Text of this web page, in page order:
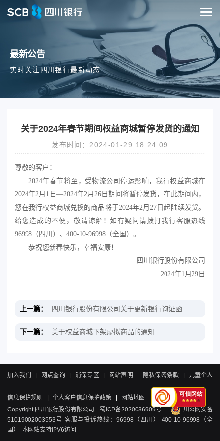
最新公告
实时关注四川银行最新动态
关于2024年春节期间权益商城暂停发货的通知
发布时间：2024-01-29 18:24:09
尊敬的客户：
2024年春节将至，受物流公司停运影响，我行权益商城在
2024年2月1日—2024年2月26日期间将暂停发货，在此期间 内，
您在我行权益商城兑换的商品将于2024年2月27日起陆续发货。
给您造成的不便，敬请谅解！如有疑问请拨打我行客服热线
96998（四川）、400-10-96998（全国）。
恭祝您新春快乐，幸福安康！
四川银行股份有限公司
2024年1月 29 日
上一篇： 四川银行股份有限公司关于更新银行询证函业务集中处理信息的公告
下一篇： 关于权益商城下架虚拟商品的通知
加入我们 | 网点查询 | 消保专区 | 网站声明 | 隐私保密条款 | 儿童个人
信息保护规则 | 个人客户信息保护政策 |
网站地图
Copyright 四川银行股份有限公司
蜀ICP备2020036909号
川公网安备
51019002003553号 客服与投诉热线：96998（四川） 400-10-96998（全
国） 本网站支持IPV6访问